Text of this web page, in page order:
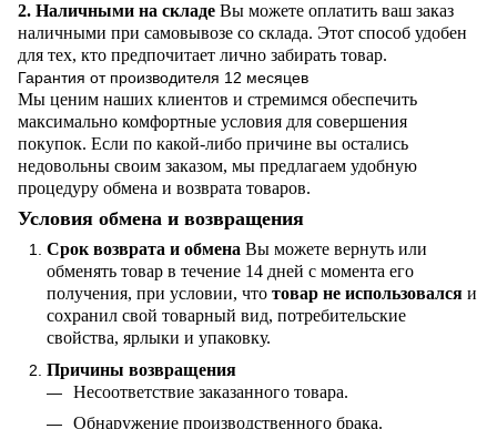
2. Наличными на складе Вы можете оплатить ваш заказ
наличными при самовывозе со склада. Этот способ удобен
для тех, кто предпочитает лично забирать товар.
Гарантия от производителя 12 месяцев
Мы ценим наших клиентов и стремимся обеспечить
максимально комфортные условия для совершения
покупок. Если по какой-либо причине вы остались
недовольны своим заказом, мы предлагаем удобную
процедуру обмена и возврата товаров.
Условия обмена и возвращения
Срок возврата и обмена Вы можете вернуть или
обменять товар в течение 14 дней с момента его
получения, при условии, что товар не использовался и
сохранил свой товарный вид, потребительские
свойства, ярлыки и упаковку.
Причины возвращения
Несоответствие заказанного товара.
Обнаружение производственного брака.